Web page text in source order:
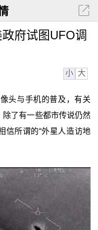
府试图UFO调
小 大
头与手机的普及，有关
了有一些都市传说仍然
信所谓的“外星人造访地